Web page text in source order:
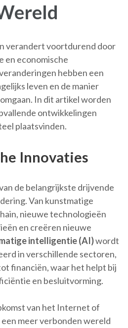
verandert voortdurend door
en economische
hebben een
leven en de manier
In dit artikel worden
ontwikkelingen
plaatsvinden.
Innovaties
de belangrijkste drijvende
Van kunstmatige
nieuwe technologieën
en creëren nieuwe
intelligentie (AI)wordt
in verschillende sectoren,
financiën, waar het helpt bij
en besluitvorming.
van het Internet of
meer verbonden wereld